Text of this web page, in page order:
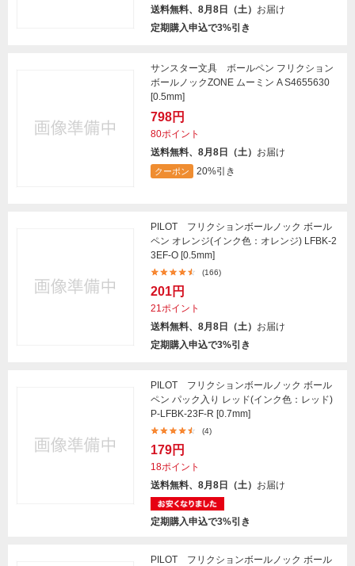
送料無料、8月8日（土） お届け
定期購入申込で3%引き
サンスター文具 ボールペン フリクション
ボールノックZONE ムーミン A S4655630
[0.5mm]
798円
80ポイント
送料無料、8月8日（土） お届け
クーポン 20%引き
PILOT フリクションボールノック ボール
ペン オレンジ(インク色：オレンジ) LFBK-2
3EF-O [0.5mm]
(166)
201円
21ポイント
送料無料、8月8日（土） お届け
定期購入申込で3%引き
PILOT フリクションボールノック ボール
ペン パック入り レッド(インク色：レッド)
P-LFBK-23F-R [0.7mm]
(4)
179円
18ポイント
送料無料、8月8日（土） お届け
定期購入申込で3%引き
PILOT フリクションボールノック ボール